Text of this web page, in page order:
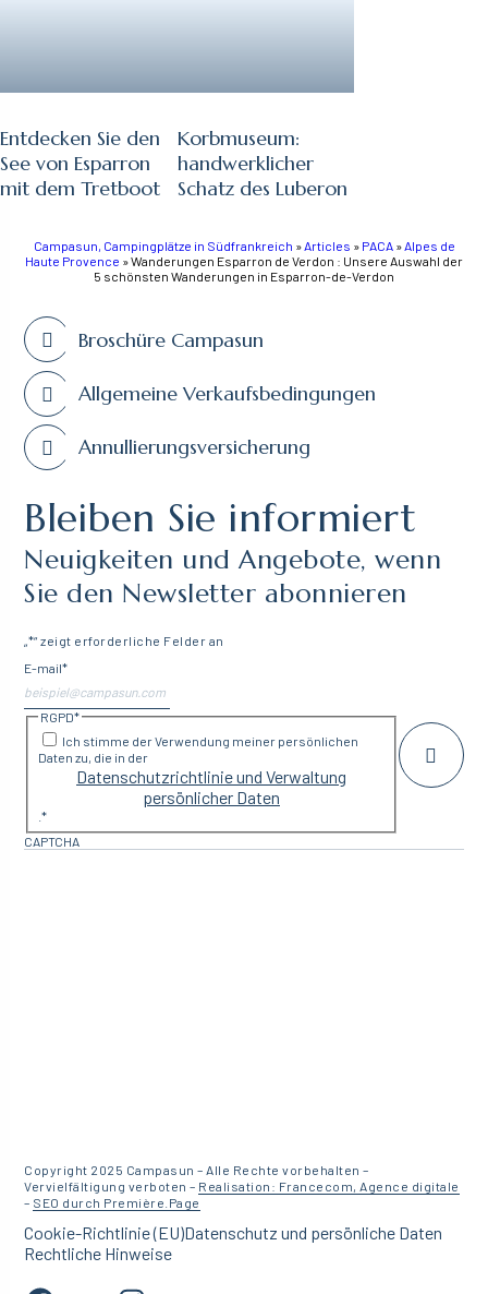
Entdecken Sie den
See von Esparron
mit dem Tretboot
Korbmuseum:
handwerklicher
Schatz des Luberon
Campasun, Campingplätze in Südfrankreich » Articles » PACA » Alpes de
Haute Provence »Wanderungen Esparron de Verdon : Unsere Auswahl der
5 schönsten Wanderungen in Esparron-de-Verdon
Broschüre Campasun
Allgemeine Verkaufsbedingungen
Annullierungsversicherung
Bleiben Sie informiert
Neuigkeiten und Angebote, wenn
Sie den Newsletter abonnieren
*“ zeigt erforderliche Felder an
E-mail*
RGPD*
Ich stimme der Verwendung meiner persönlichen
Daten zu, die in der
Datenschutzrichtlinie und Verwaltung
persönlicher Daten
.*
CAPTCHA
Copyright 2025 Campasun – Alle Rechte vorbehalten –
Vervielfältigung verboten – Realisation: Francecom, Agence digitale
– SEO durch Première.Page
Cookie-Richtlinie (EU)Datenschutz und persönliche Daten
Rechtliche Hinweise